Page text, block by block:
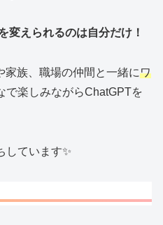
変えられるのは自分だけ！
家族、職場の仲間と一緒にワ
で楽しみながらChatGPTを
しています✨